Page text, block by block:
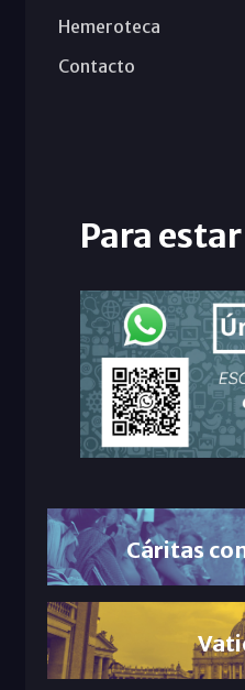
Hemeroteca
Contacto
Para
Cáritas